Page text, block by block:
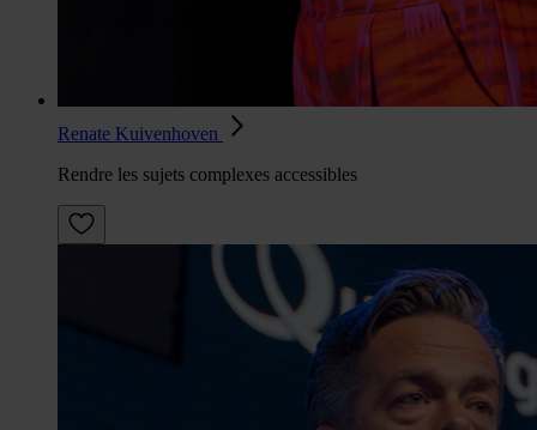
Renate Kuivenhoven
Rendre les sujets complexes accessibles